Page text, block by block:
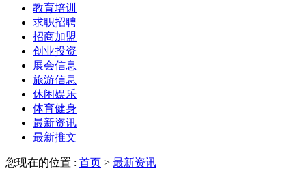
教育培训
求职招聘
招商加盟
创业投资
展会信息
旅游信息
休闲娱乐
体育健身
最新资讯
最新推文
您现在的位置 : 首页 > 最新资讯